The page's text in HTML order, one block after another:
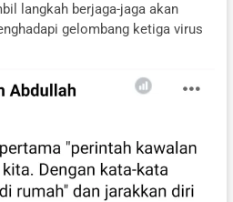
langkah berjaga-jaga akan
gelombang ketiga virus